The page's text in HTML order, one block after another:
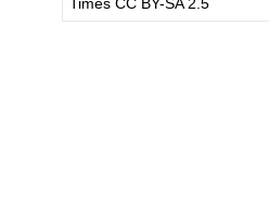
Times CC BY-SA 2.5